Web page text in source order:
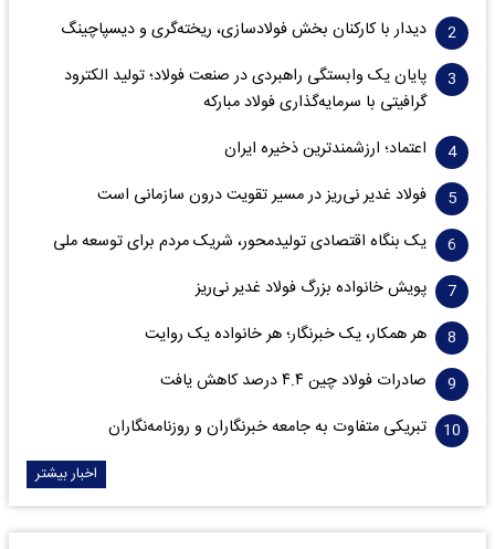
دیدار با کارکنان بخش فولادسازی، ریخته‌گری و دیسپاچینگ
پایان یک وابستگی راهبردی در صنعت فولاد؛ تولید الکترود
گرافیتی با سرمایه‌گذاری فولاد مبارکه
اعتماد؛ ارزشمندترین ذخیره ایران
فولاد غدیر نی‌ریز در مسیر تقویت درون سازمانی است
یک بنگاه اقتصادی تولیدمحور، شریک مردم برای توسعه ملی
پویش خانواده بزرگ فولاد غدیر نی‌ریز
هر همکار، یک خبرنگار؛ هر خانواده یک روایت
صادرات فولاد چین ۴.۴ درصد کاهش یافت
تبریکی متفاوت به جامعه خبرنگاران و روزنامه‌نگاران
اخبار بیشتر